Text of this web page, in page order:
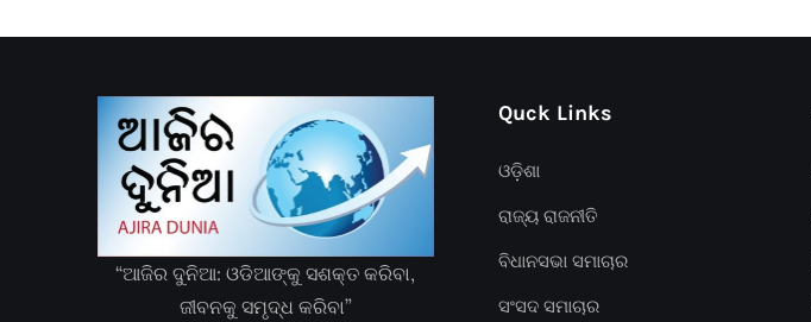
“ଆଜିର ଦୁନିଆ: ଓଡିଆଙ୍କୁ ସଶକ୍ତ କରିବା,
ଜୀବନକୁ ସମୃଦ୍ଧ କରିବା”
Quck Links
ଓଡ଼ିଶା
ରାଜ୍ୟ ରାଜନୀତି
ବିଧାନସଭା ସମାଚାର
ସଂସଦ ସମାଚାର